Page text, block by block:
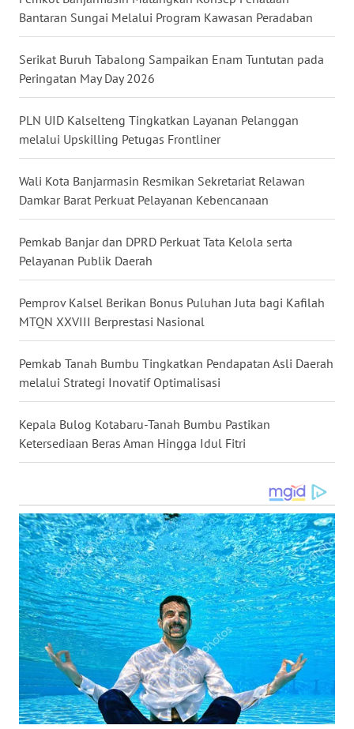
Bantaran Sungai Melalui Program Kawasan Peradaban
Serikat Buruh Tabalong Sampaikan Enam Tuntutan pada
Peringatan May Day 2026
PLN UID Kalselteng Tingkatkan Layanan Pelanggan
melalui Upskilling Petugas Frontliner
Wali Kota Banjarmasin Resmikan Sekretariat Relawan
Damkar Barat Perkuat Pelayanan Kebencanaan
Pemkab Banjar dan DPRD Perkuat Tata Kelola serta
Pelayanan Publik Daerah
Pemprov Kalsel Berikan Bonus Puluhan Juta bagi Kafilah
MTQN XXVIII Berprestasi Nasional
Pemkab Tanah Bumbu Tingkatkan Pendapatan Asli Daerah
melalui Strategi Inovatif Optimalisasi
Kepala Bulog Kotabaru-Tanah Bumbu Pastikan
Ketersediaan Beras Aman Hingga Idul Fitri
WN
NUSANTARA
WN
WN
WN
KALTENG
WN
KALTARA
WN
KALSEL
WN
KALTIM
WN
SULSEL
WN
GORONTALO
WN
SULUT